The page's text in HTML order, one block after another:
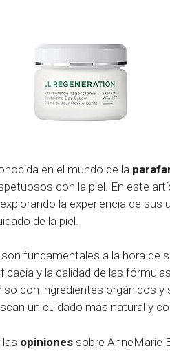
en el mundo de la
con la piel. En este
la experiencia de sus
de la piel.
fundamentales a la hora de
y la calidad de las
con ingredientes orgánicos y
un cuidado más natural y
opiniones sobre AnneMarie